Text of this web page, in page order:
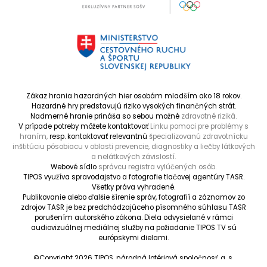
Zákaz hrania hazardných hier osobám mladším ako 18 rokov.
Hazardné hry predstavujú riziko vysokých finančných strát.
Nadmerné hranie prináša so sebou možné zdravotné riziká.
V prípade potreby môžete kontaktovaťLinku pomoci pre problémy s
hraním,resp. kontaktovať relevantnú špecializovanú zdravotnícku
inštitúciu pôsobiacu v oblasti prevencie, diagnostiky a liečby látkových
a nelátkových závislostí.
Webové sídlo správcu registra vylúčených osôb.
TIPOS využíva spravodajstvo a fotografie tlačovej agentúry TASR.
Všetky práva vyhradené.
Publikovanie alebo ďalšie šírenie správ, fotografií a záznamov zo
zdrojov TASR je bez predchádzajúceho písomného súhlasu TASR
porušením autorského zákona. Diela odvysielané v rámci
audiovizuálnej mediálnej služby na požiadanie TIPOS TV sú
európskymi dielami.
©Copyright 2026 TIPOS, národná lotériová spoločnosť, a. s.